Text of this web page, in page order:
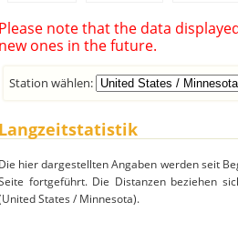
Please note that the data
new ones in the future.
Station wählen:
Langzeitstatistik
Die hier dargestellten Angaben werden seit
fortgeführt. Die Distanzen beziehen
States / Minnesota).